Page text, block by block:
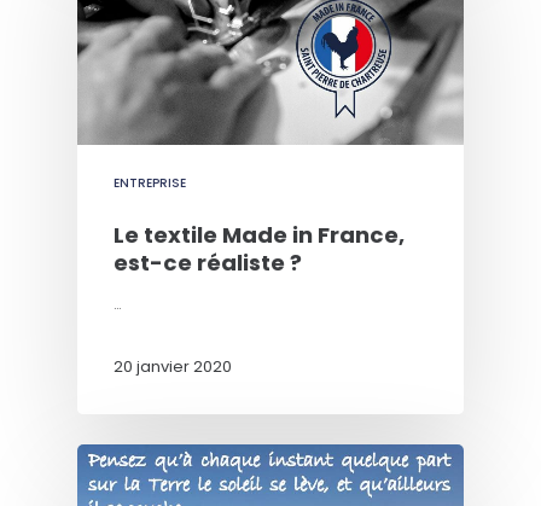
ENTREPRISE
Le textile Made in France,
est-ce réaliste ?
…
20 janvier 2020